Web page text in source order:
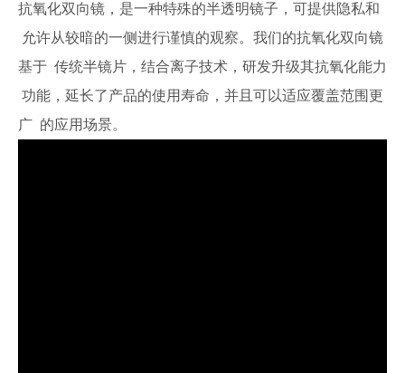
抗氧化双向镜，是一种特殊的半透明镜子，可提供隐私和
允许从较暗的一侧进行谨慎的观察。我们的抗氧化双向镜
基于 传统半镜片，结合离子技术，研发升级其抗氧化能力
功能，延长了产品的使用寿命，并且可以适应覆盖范围更
广 的应用场景。